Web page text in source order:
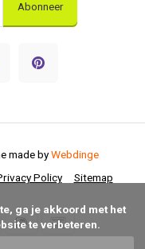
Abonneer
Policy Sitemap
made byWebdinge
te verbeteren.